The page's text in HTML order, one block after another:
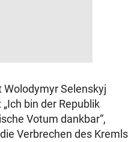
Wolodymyr Selenskyj
bin der Republik
Votum dankbar“,
Verbrechen des Kremls